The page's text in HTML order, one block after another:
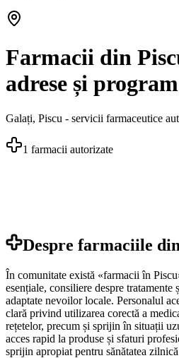
Farmacii din
adrese și program
Galați, Piscu - servicii farmaceutice
1 farmacii autorizate
Despre farmaciile din
În comunitate există «farmacii în
esențiale, consiliere despre
adaptate nevoilor locale. Personalul
clară privind utilizarea corectă a
rețetelor, precum și sprijin în situații
acces rapid la produse și sfaturi
sprijin apropiat pentru sănătatea